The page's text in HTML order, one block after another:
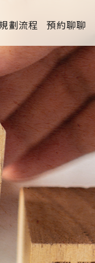
劃流程 預約聊聊